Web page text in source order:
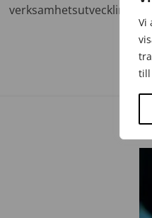
Vi
till
verksamhetsutveckling!